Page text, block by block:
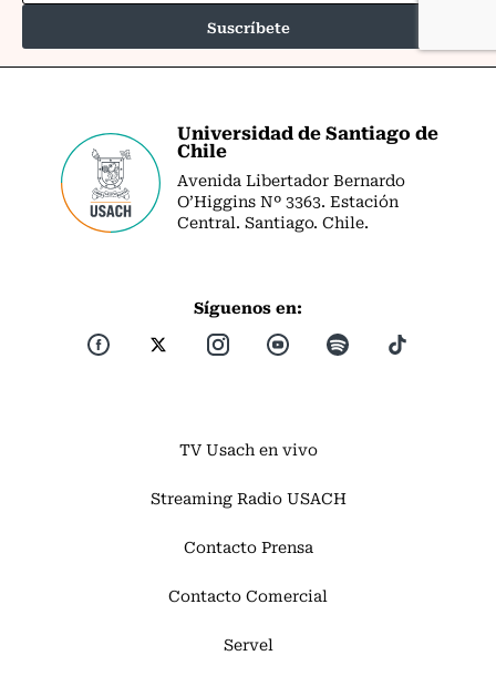
Universidad de Santiago de
Chile
Avenida Libertador Bernardo
O’Higgins Nº 3363. Estación
Central. Santiago. Chile.
Síguenos en:
TV Usach en vivo
Streaming Radio USACH
Contacto Prensa
Contacto Comercial
Servel